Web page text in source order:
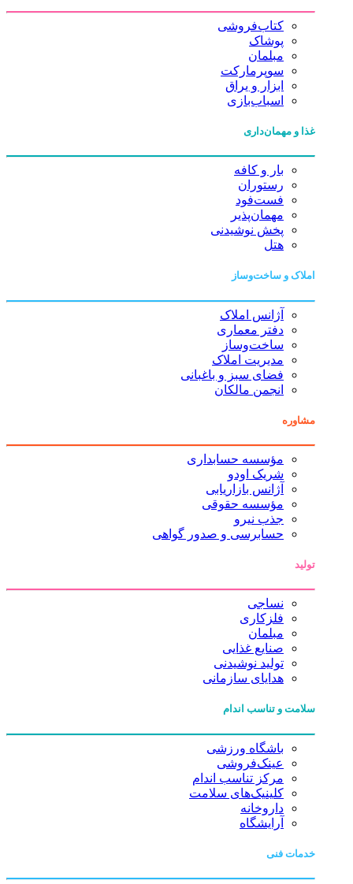
کتاب‌فروشی
پوشاک
مبلمان
سوپرمارکت
ابزار و یراق
اسباب‌بازی
غذا و مهمان‌داری
بار و کافه
رستوران
فست‌فود
مهمان‌پذیر
پخش نوشیدنی
هتل
املاک و ساخت‌وساز
آژانس املاک
دفتر معماری
ساخت‌وساز
مدیریت املاک
فضای سبز و باغبانی
انجمن مالکان
مشاوره
مؤسسه حسابداری
شریک اودو
آژانس بازاریابی
مؤسسه حقوقی
جذب نیرو
حسابرسی و صدور گواهی
تولید
نساجی
فلزکاری
مبلمان
صنایع غذایی
تولید نوشیدنی
هدایای سازمانی
سلامت و تناسب اندام
باشگاه ورزشی
عینک‌فروشی
مرکز تناسب اندام
کلینیک‌های سلامت
داروخانه
آرایشگاه
خدمات فنی